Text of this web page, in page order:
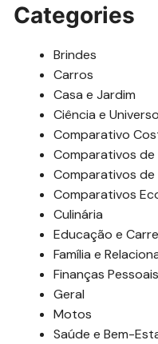
Categories
Brindes
Carros
Casa e Jardim
Ciência e Universo
Comparativo
Comparativos de
Comparativos de
Comparativos
Culinária
Educação e
Família e
Finanças Pessoais
Geral
Motos
Saúde e Bem-